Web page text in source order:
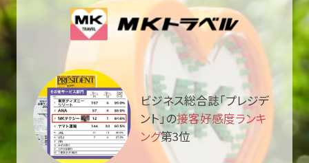
ビジネス総合誌「プレジデ
ント」の接客好感度ランキ
ング第3位